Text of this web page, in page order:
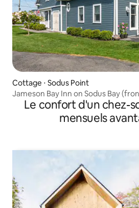
Cottage ⋅ Sodus Point
Jameson Bay Inn on Sodus Bay
Le confort d'un chez-
mensuels